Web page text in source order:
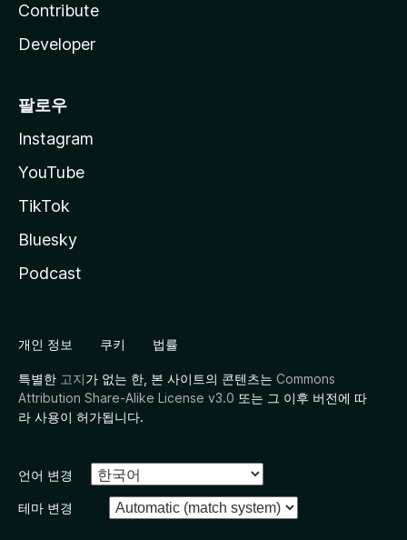
Contribute
Developer
팔로우
Instagram
YouTube
TikTok
Bluesky
Podcast
개인 정보 쿠키 법률
특별한 고지가 없는 한, 본 사이트의 콘텐츠는 Commons
Attribution Share-Alike License v3.0 또는 그 이후 버전에 따
라 사용이 허가됩니다.
언어 변경
테마 변경